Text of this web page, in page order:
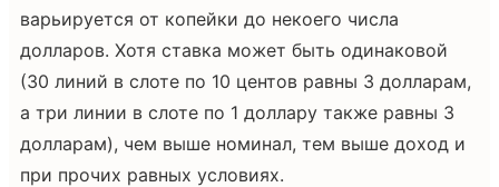
варьируется от копейки до некоего числа
долларов. Хотя ставка может быть одинаковой
(30 линий в слоте по 10 центов равны 3 долларам,
а три линии в слоте по 1 доллару также равны 3
долларам), чем выше номинал, тем выше доход и
при прочих равных условиях.